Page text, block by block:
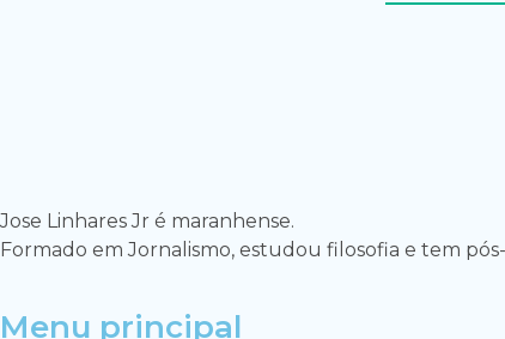
Jose Linhares Jr é maranhense.
Formado em Jornalismo, estudou filosofia e tem
Menu principal